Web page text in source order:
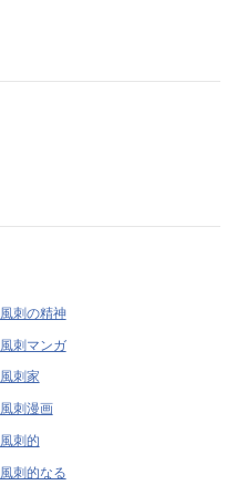
風刺の精神
風刺マンガ
風刺家
風刺漫画
風刺的
風刺的なる